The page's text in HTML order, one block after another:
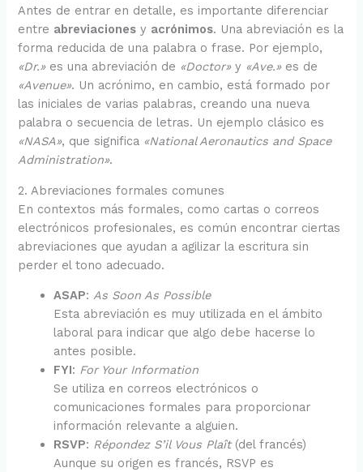
Antes de entrar en detalle, es importante diferenciar
entre abreviaciones y acrónimos. Una abreviación es la
forma reducida de una palabra o frase. Por ejemplo,
«Dr.» es una abreviación de «Doctor» y «Ave.» es de
«Avenue». Un acrónimo, en cambio, está formado por
las iniciales de varias palabras, creando una nueva
palabra o secuencia de letras. Un ejemplo clásico es
«NASA», que significa «National Aeronautics and Space
Administration».
2. Abreviaciones formales comunes
En contextos más formales, como cartas o correos
electrónicos profesionales, es común encontrar ciertas
abreviaciones que ayudan a agilizar la escritura sin
perder el tono adecuado.
ASAP:As Soon As Possible
Esta abreviación es muy utilizada en el ámbito
laboral para indicar que algo debe hacerse lo
antes posible.
FYI: For Your Information
Se utiliza en correos electrónicos o
comunicaciones formales para proporcionar
información relevante a alguien.
RSVP: Répondez S’il Vous Plaît(del francés)
Aunque su origen es francés, RSVP es